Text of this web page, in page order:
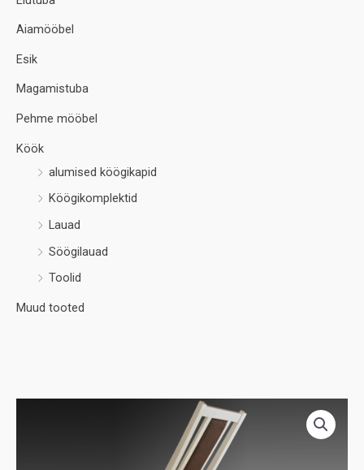
Aiamööbel
Esik
Magamistuba
Pehme mööbel
Köök
alumised köögikapid
Köögikomplektid
Lauad
Söögilauad
Toolid
Muud tooted